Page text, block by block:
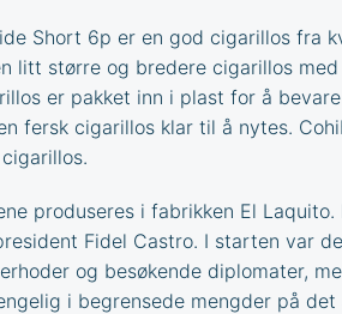
Short 6p er en god cigarillos fra
litt større og bredere cigarillos
er pakket inn i plast for å
fersk cigarillos klar til å nytes.
produseres i fabrikken El
Fidel Castro. I starten var
og besøkende diplomater,
i begrensede mengder på det